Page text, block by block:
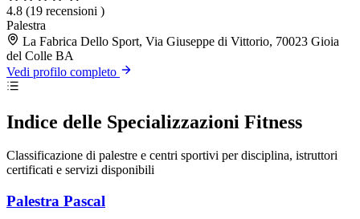
4.8 (19 recensioni )
Palestra
La Fabrica Dello Sport, Via Giuseppe di Vittorio, 70023 Gioia
del Colle BA
Vedi profilo completo
Indice delle Specializzazioni Fitness
Classificazione di palestre e centri sportivi per disciplina, istruttori
certificati e servizi disponibili
Palestra Pascal